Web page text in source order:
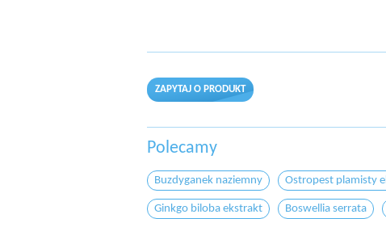
ZAPYTAJ O PRODUKT
Polecamy
Buzdyganek naziemny Ostropest plamisty
Ginkgo biloba ekstrakt Boswellia serrata